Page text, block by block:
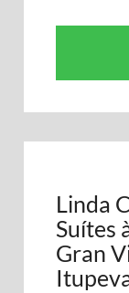
Linda
Suítes
Gran